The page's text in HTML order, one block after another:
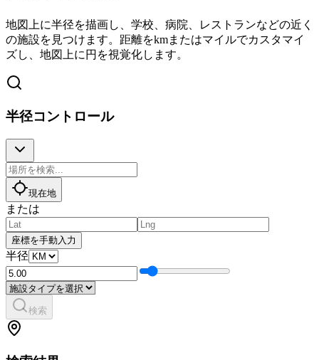
地図上に半径を描画し、学校、病院、レストランなどの近く
の施設を見つけます。距離をkmまたはマイルでカスタマイ
ズし、地図上に円を視覚化します。
半径コントロール
現在地
または
座標を手動入力
半径
検索